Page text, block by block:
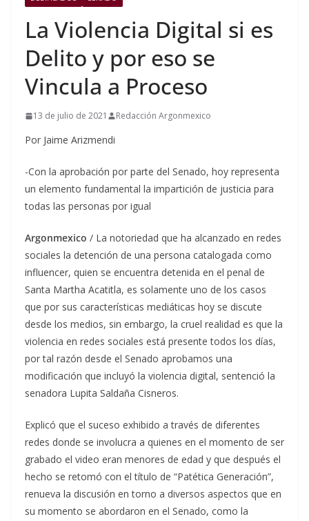
La Violencia Digital si es
Delito y por eso se
Vincula a Proceso
13 de julio de 2021 Redacción Argonmexico
Por Jaime Arizmendi
-Con la aprobación por parte del Senado, hoy representa
un elemento fundamental la impartición de justicia para
todas las personas por igual
Argonmexico / La notoriedad que ha alcanzado en redes
sociales la detención de una persona catalogada como
influencer, quien se encuentra detenida en el penal de
Santa Martha Acatitla, es solamente uno de los casos
que por sus características mediáticas hoy se discute
desde los medios, sin embargo, la cruel realidad es que la
violencia en redes sociales está presente todos los días,
por tal razón desde el Senado aprobamos una
modificación que incluyó la violencia digital, sentenció la
senadora Lupita Saldaña Cisneros.
Explicó que el suceso exhibido a través de diferentes
redes donde se involucra a quienes en el momento de ser
grabado el video eran menores de edad y que después el
hecho se retomó con el título de “Patética Generación”,
renueva la discusión en torno a diversos aspectos que en
su momento se abordaron en el Senado, como la